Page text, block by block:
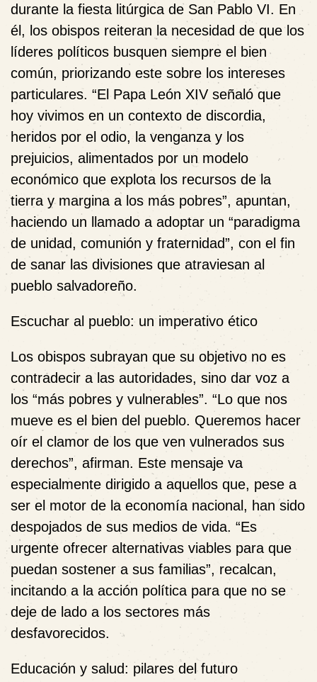
durante la fiesta litúrgica de San Pablo VI. En
él, los obispos reiteran la necesidad de que los
líderes políticos busquen siempre el bien
común, priorizando este sobre los intereses
particulares. “El Papa León XIV señaló que
hoy vivimos en un contexto de discordia,
heridos por el odio, la venganza y los
prejuicios, alimentados por un modelo
económico que explota los recursos de la
tierra y margina a los más pobres”, apuntan,
haciendo un llamado a adoptar un “paradigma
de unidad, comunión y fraternidad”, con el fin
de sanar las divisiones que atraviesan al
pueblo salvadoreño.
Escuchar al pueblo: un imperativo ético
Los obispos subrayan que su objetivo no es
contradecir a las autoridades, sino dar voz a
los “más pobres y vulnerables”. “Lo que nos
mueve es el bien del pueblo. Queremos hacer
oír el clamor de los que ven vulnerados sus
derechos”, afirman. Este mensaje va
especialmente dirigido a aquellos que, pese a
ser el motor de la economía nacional, han sido
despojados de sus medios de vida. “Es
urgente ofrecer alternativas viables para que
puedan sostener a sus familias”, recalcan,
incitando a la acción política para que no se
deje de lado a los sectores más
desfavorecidos.
Educación y salud: pilares del futuro